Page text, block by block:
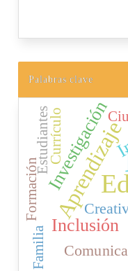
Palabras clave
Aprendizaje
Investigación
Inclusión
Estudiantes
Formación
Familia
Currículo